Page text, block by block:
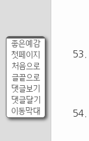
좋은예감
첫페이지
처음으로
글끝으로
댓글보기
댓글달기
이동막대